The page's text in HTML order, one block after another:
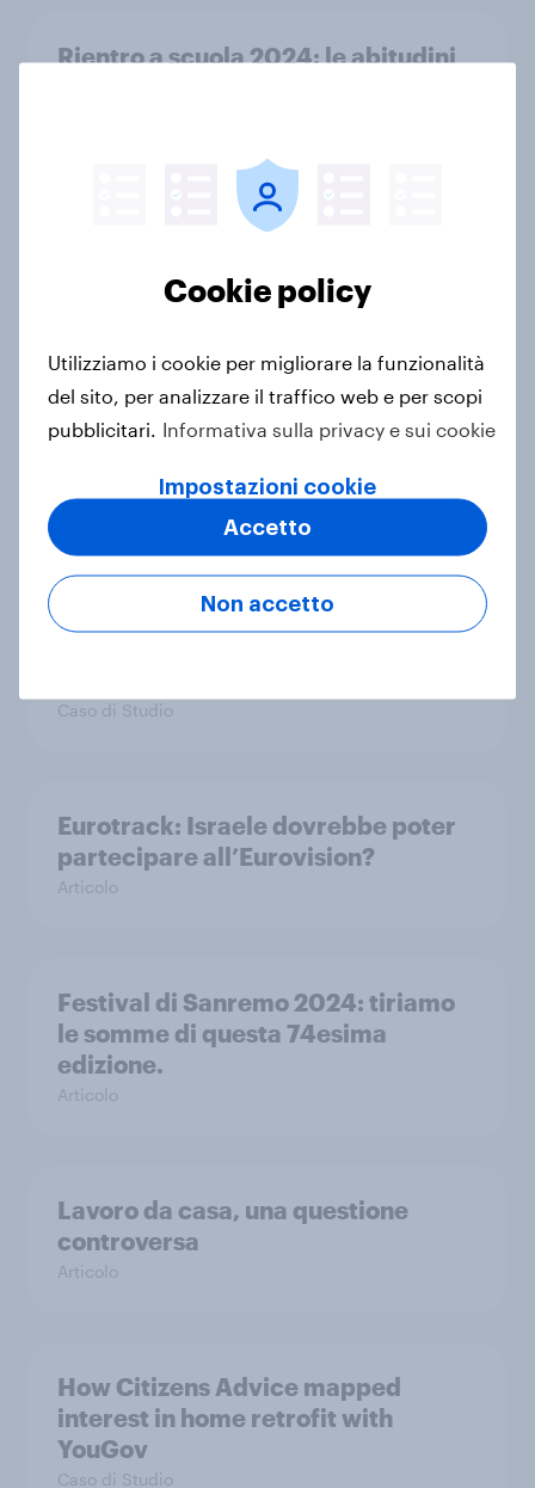
Rientro a scuola 2024: le abitudini
Il 79% degli italiani vorrebbe
EuroTrack: quali sono le cucine
preferite in Europa occidentale?
Articolo
How Edelman used YouGov data to
Caso di Studio
Eurotrack: Israele dovrebbe poter
partecipare all’Eurovision?
Articolo
Festival di Sanremo 2024: tiriamo
le somme di questa 74esima
edizione.
Articolo
Lavoro da casa, una questione
controversa
Articolo
How Citizens Advice mapped
interest in home retrofit with
YouGov
Caso di Studio
Cookie policy
Utilizziamo i cookie per migliorare la funzionalità
del sito, per analizzare il traffico web e per scopi
pubblicitari.
Informativa sulla privacy e sui cookie
Impostazioni cookie
Non accetto
Accetto